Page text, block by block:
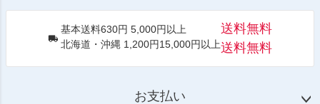
基本送料630円 5,000円以上
北海道・沖縄 1,200円15,000円以上
送料無料
送料無料
お支払い